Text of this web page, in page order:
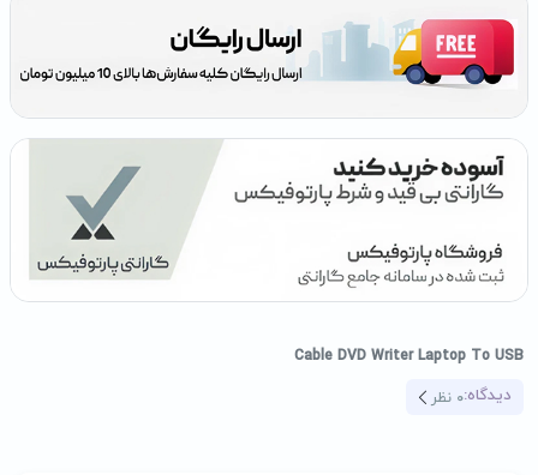
Cable DVD Writer Laptop To USB
دیدگاه:0 نظر